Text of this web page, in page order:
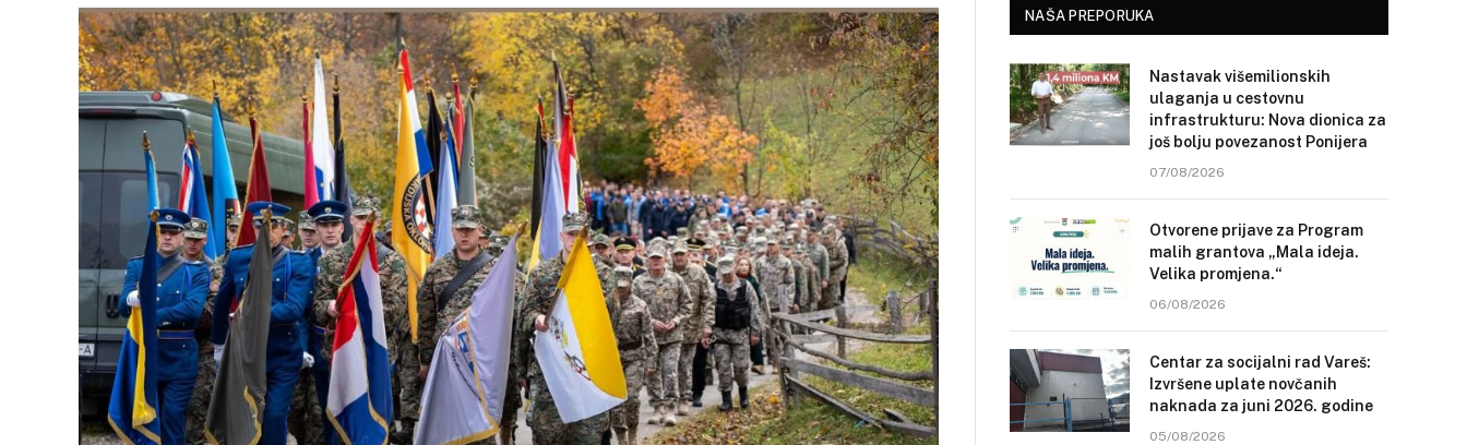
NAŠA PREPORUKA
Nastavak višemilionskih
ulaganja u cestovnu
infrastrukturu: Nova dionica za
još bolju povezanost Ponijera
07/08/2026
Otvorene prijave za Program
malih grantova „Mala ideja.
Velika promjena.“
06/08/2026
Centar za socijalni rad Vareš:
Izvršene uplate novčanih
naknada za juni 2026. godine
05/08/2026